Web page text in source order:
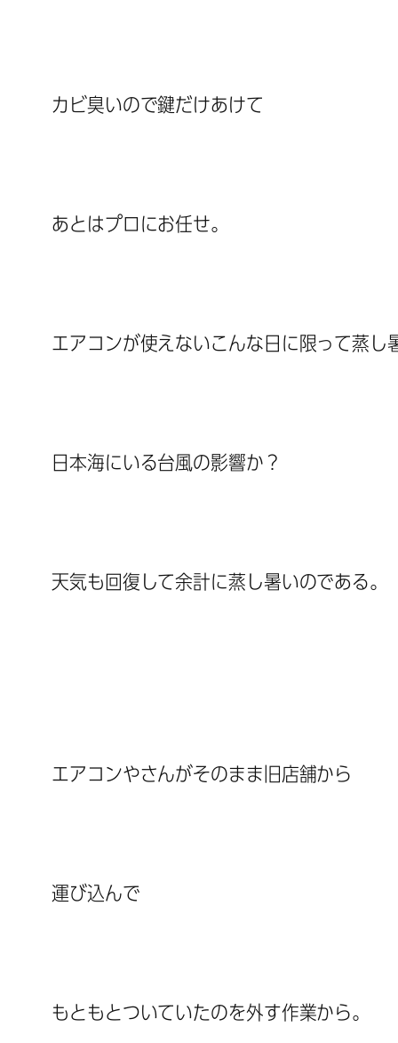
カビ臭いので鍵だけあけて
あとはプロにお任せ。
エアコンが使えないこんな日に限って蒸し
日本海にいる台風の影響か？
天気も回復して余計に蒸し暑いのである。
エアコンやさんがそのまま旧店舗から
運び込んで
もともとついていたのを外す作業から。